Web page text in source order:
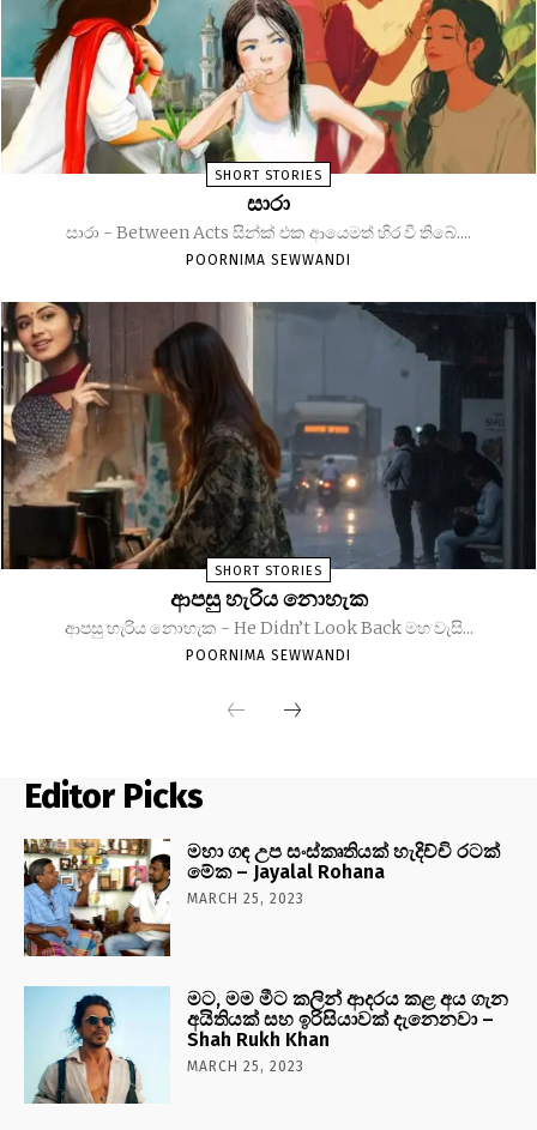
SHORT STORIES
සාරා
සාරා - Between Acts සින්ක් එක ආයෙමත් හිර වී තිබේ....
POORNIMA SEWWANDI
SHORT STORIES
ආපසු හැරිය නොහැක
ආපසු හැරිය නොහැක - He Didn’t Look Back මහ වැසි...
POORNIMA SEWWANDI
Editor Picks
මහා ගඳ උප සංස්කෘතියක් හැදිච්චි රටක්
මේක – Jayalal Rohana
MARCH 25, 2023
මට, මම මීට කලින් ආදරය කළ අය ගැන
අයිතියක් සහ ඉරිසියාවක් දැනෙනවා –
Shah Rukh Khan
MARCH 25, 2023